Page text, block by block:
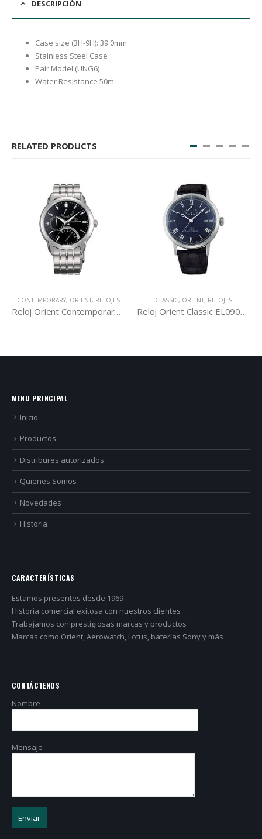
DESCRIPCIÓN
Case size (3H-9H): 39.0mm
Stainless Steel Case
Pair Model (UNG6)
Water Resistance 50m
RELATED PRODUCTS
CONTEMPORARY, ORIENT, RELOJES
Reloj Orient Contemporary DE00002B
CLASSIC, ORIENT, RELOJES
Reloj Orient Classic EL09003D
MENU PRINCIPAL
Inicio
Productos
Distribures autorizados
Quienes Somos
Novedades
Historia
CARACTERÍSTICAS
Estamos presentes desde 1969
Historia comercial exitosa con nuestros clientes
Trabajamos con prestigiosas marcas y productos
Marcas como Orient, Aerowatch, Lotus, baterías Sony y más
CONTÁCTENOS
Nombre
Mensaje